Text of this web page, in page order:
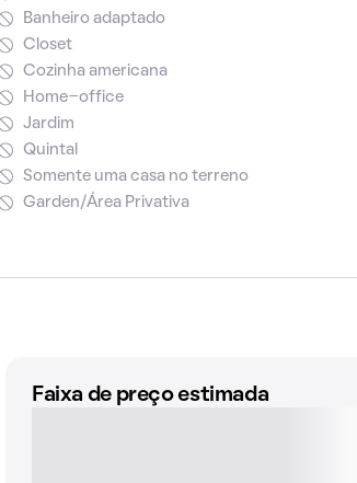
Banheiro adaptado
Closet
Cozinha americana
Home-office
Jardim
Quintal
Somente uma casa no terreno
Garden/Área Privativa
Faixa de preço estimada